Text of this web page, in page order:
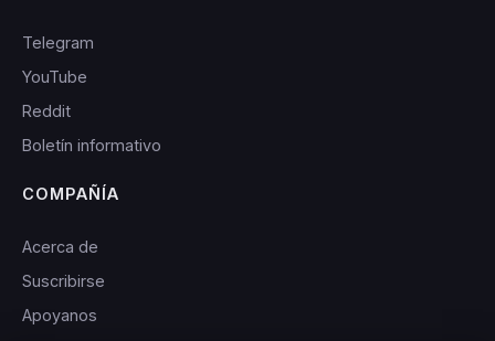
Telegram
YouTube
Reddit
Boletín informativo
COMPAÑÍA
Acerca de
Suscribirse
Apoyanos